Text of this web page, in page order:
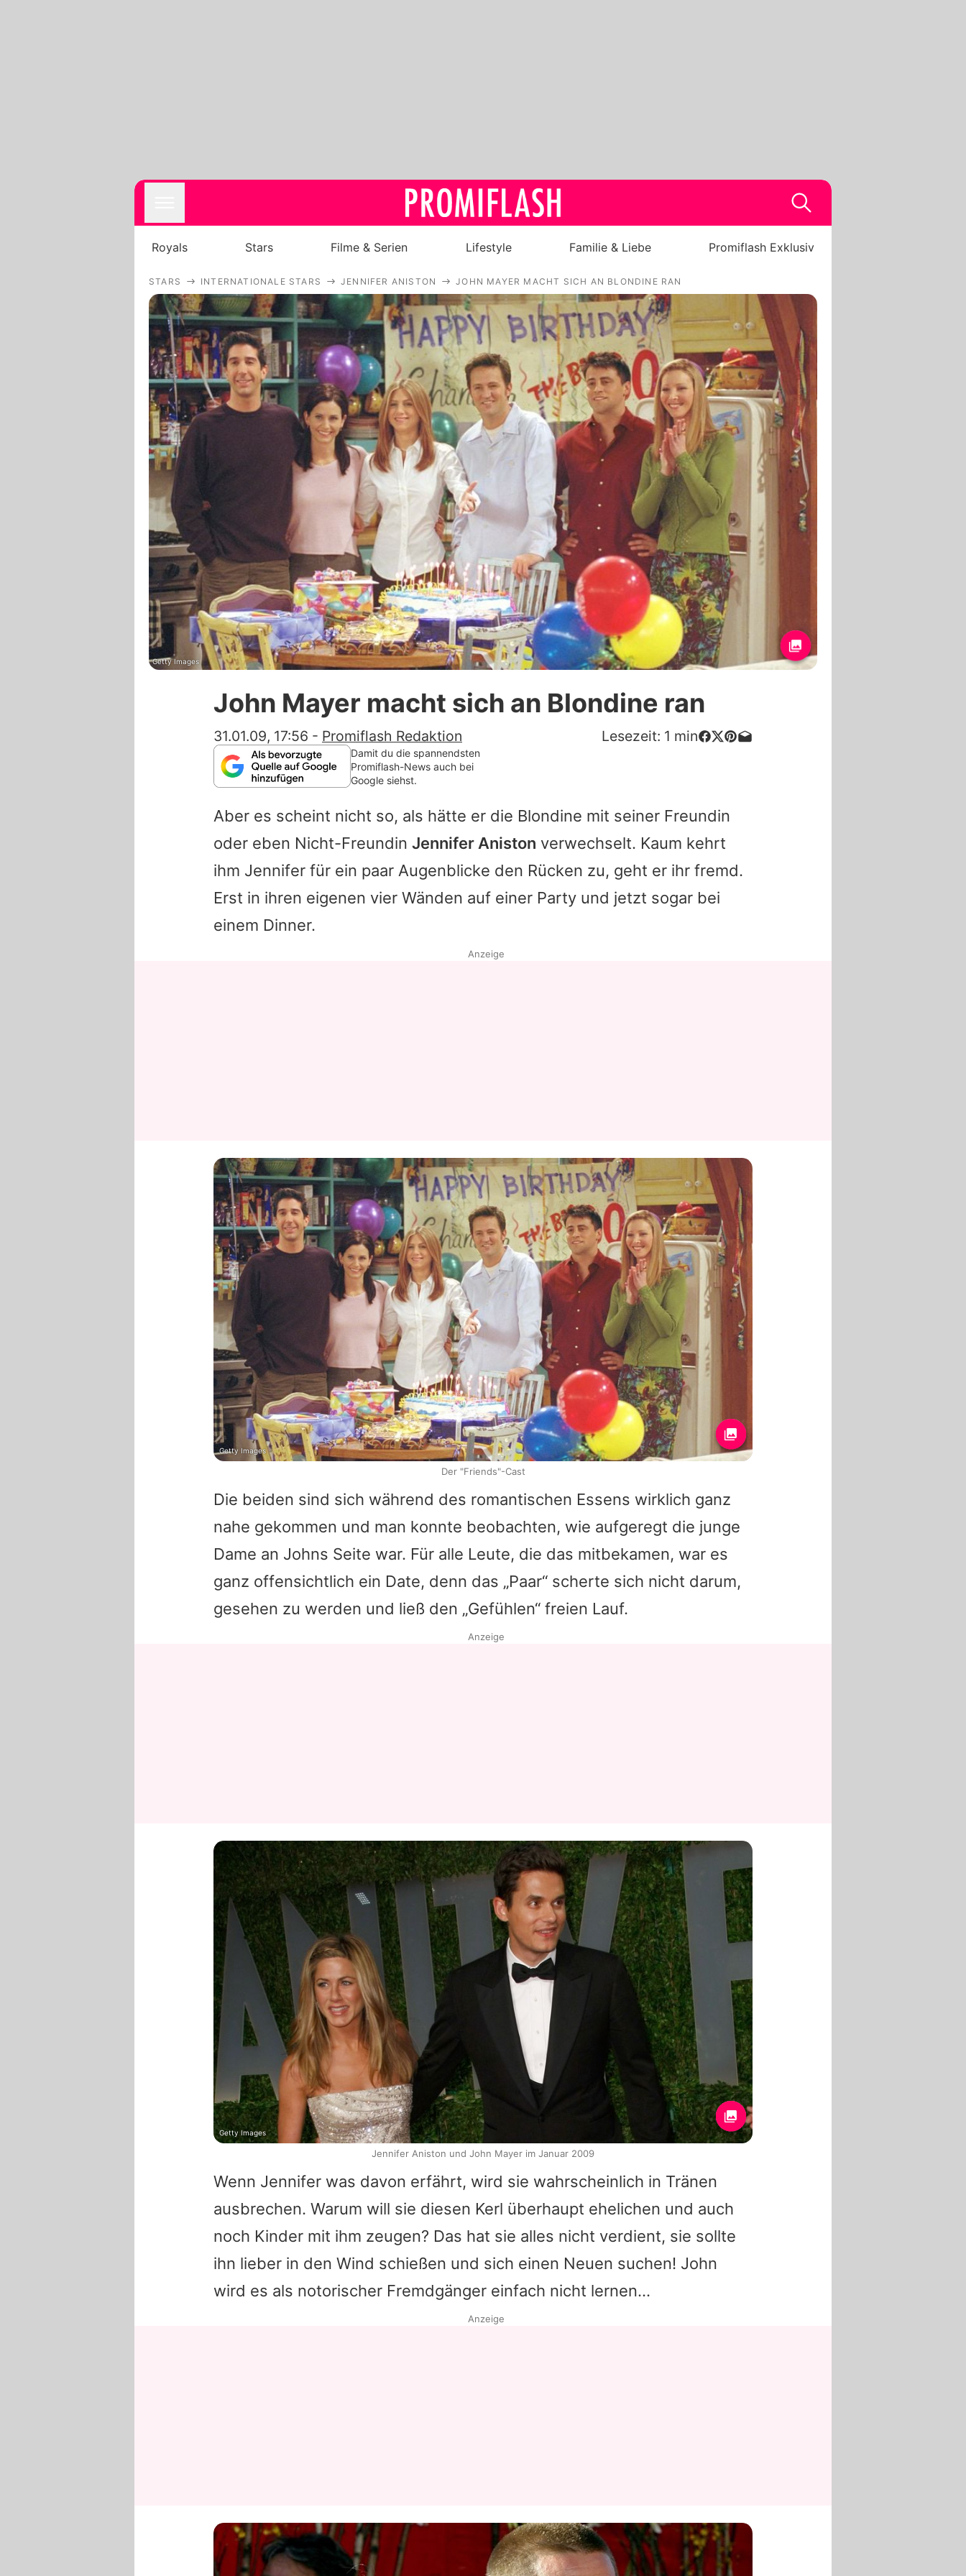
Royals
Stars
Filme & Serien
Lifestyle
Familie & Liebe
Promiflash Exklusiv
Alle Themen auf Promiflash
Jobs
App runterladen
Team
Redaktionelle Richtlinien
Impressum
Datenschutzerklärung
Nutzungsbedingungen
Utiq verwalten
Royals Stars Filme & Serien Lifestyle Familie & Liebe Promiflash Exklusiv
STARS INTERNATIONALE STARS JENNIFER ANISTON JOHN MAYER MACHT SICH AN BLONDINE RAN
Getty Images
John Mayer macht sich an Blondine ran
31.01.09, 17:56 - Promiflash Redaktion Lesezeit: 1 min
Damit du die spannendsten
Promiflash-News auch bei
Google siehst.
Aber es scheint nicht so, als hätte er die Blondine mit seiner Freundin
oder eben Nicht-Freundin Jennifer Aniston verwechselt. Kaum kehrt
ihm Jennifer für ein paar Augenblicke den Rücken zu, geht er ihr fremd.
Erst in ihren eigenen vier Wänden auf einer Party und jetzt sogar bei
einem Dinner.
Die beiden sind sich während des romantischen Essens wirklich ganz
nahe gekommen und man konnte beobachten, wie aufgeregt die junge
Dame an Johns Seite war. Für alle Leute, die das mitbekamen, war es
ganz offensichtlich ein Date, denn das „Paar“ scherte sich nicht darum,
gesehen zu werden und ließ den „Gefühlen“ freien Lauf.
Wenn Jennifer was davon erfährt, wird sie wahrscheinlich in Tränen
ausbrechen. Warum will sie diesen Kerl überhaupt ehelichen und auch
noch Kinder mit ihm zeugen? Das hat sie alles nicht verdient, sie sollte
ihn lieber in den Wind schießen und sich einen Neuen suchen! John
wird es als notorischer Fremdgänger einfach nicht lernen…
Anzeige
Getty Images
Der "Friends"-Cast
Anzeige
Getty Images
Jennifer Aniston und John Mayer im Januar 2009
Anzeige